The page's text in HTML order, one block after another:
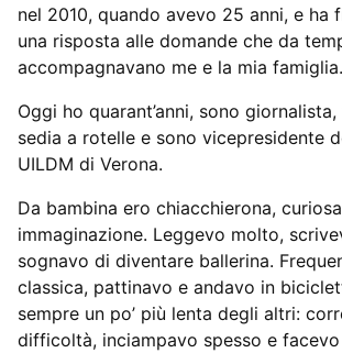
nel 2010, quando avevo 25 anni, e ha
una risposta alle domande che da
accompagnavano me e la mia famiglia.
Oggi ho quarant’anni, sono
sedia a rotelle e sono vicepresidente
UILDM di Verona.
Da bambina ero chiacchierona,
immaginazione. Leggevo molto,
sognavo di diventare ballerina.
classica, pattinavo e andavo in
sempre un po’ più lenta degli altri:
difficoltà, inciampavo spesso e